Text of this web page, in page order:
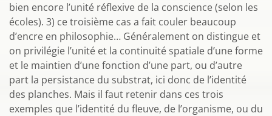
bien encore l’unité réflexive de la conscience (selon les
écoles). 3) ce troisième cas a fait couler beaucoup
d’encre en philosophie… Généralement on distingue et
on privilégie l’unité et la continuité spatiale d’une forme
et le maintien d’une fonction d’une part, ou d’autre
part la persistance du substrat, ici donc de l’identité
des planches. Mais il faut retenir dans ces trois
exemples que l’identité du fleuve, de l’organisme, ou du